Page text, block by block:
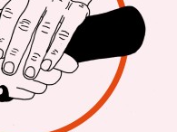
werden, und weil
sie alle als
pensionierten
öffne die Sitzung“,